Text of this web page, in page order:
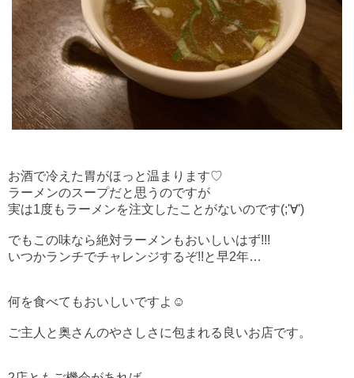
お酒で冷えた胃がほっと温まります♡
ラーメンのスープだと思うのですが
実は1度もラーメンを注文したことがないのです(;'∀')
でもこの味なら絶対ラーメンもおいしいはず!!!
いつかランチでチャレンジするぞ!!と早2年…
何を食べてもおいしいですよ☺
ご主人と奥さんのやさしさに包まれる良いお店です。